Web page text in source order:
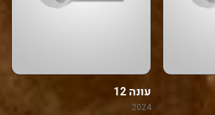
עונה 12
2024